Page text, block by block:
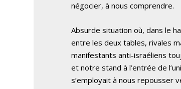
négocier, à nous comprendre.
Absurde situation où, dans le
entre les deux tables, rivales
manifestants anti-israéliens
et notre stand à l’entrée de
s’employait à nous repousser